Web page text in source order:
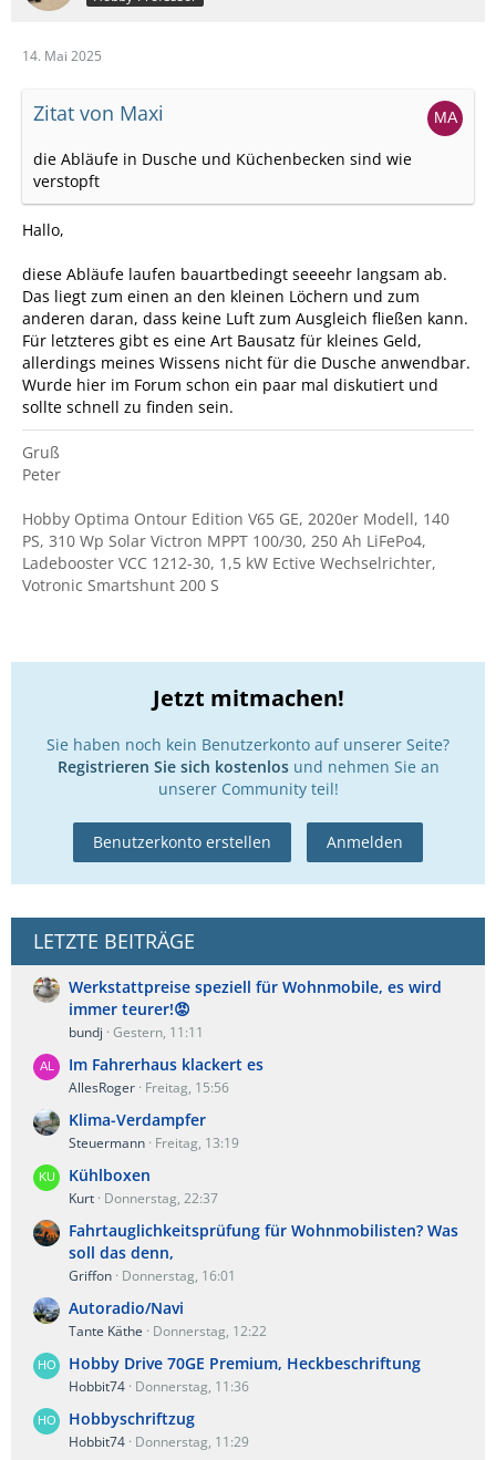
14. Mai 2025
Zitat von Maxi
die Abläufe in Dusche und Küchenbecken sind wie
verstopft
Hallo,
diese Abläufe laufen bauartbedingt seeeehr langsam ab.
Das liegt zum einen an den kleinen Löchern und zum
anderen daran, dass keine Luft zum Ausgleich fließen kann.
Für letzteres gibt es eine Art Bausatz für kleines Geld,
allerdings meines Wissens nicht für die Dusche anwendbar.
Wurde hier im Forum schon ein paar mal diskutiert und
sollte schnell zu finden sein.
Gruß
Peter
Hobby Optima Ontour Edition V65 GE, 2020er Modell, 140
PS, 310 Wp Solar Victron MPPT 100/30, 250 Ah LiFePo4,
Ladebooster VCC 1212-30, 1,5 kW Ective Wechselrichter,
Votronic Smartshunt 200 S
Jetzt mitmachen!
Sie haben noch kein Benutzerkonto auf unserer Seite?
Registrieren Sie sich kostenlosund nehmen Sie an
unserer Community teil!
Benutzerkonto erstellen Anmelden
LETZTE BEITRÄGE
Werkstattpreise speziell für Wohnmobile, es wird
immer teurer!😡
bundj Gestern, 11:11
Im Fahrerhaus klackert es
AllesRoger Freitag, 15:56
Klima-Verdampfer
Steuermann Freitag, 13:19
Kühlboxen
Kurt Donnerstag, 22:37
Fahrtauglichkeitsprüfung für Wohnmobilisten? Was
soll das denn,
Griffon Donnerstag, 16:01
Autoradio/Navi
Tante Käthe Donnerstag, 12:22
Hobby Drive 70GE Premium, Heckbeschriftung
Hobbit74 Donnerstag, 11:36
Hobbyschriftzug
Hobbit74 Donnerstag, 11:29